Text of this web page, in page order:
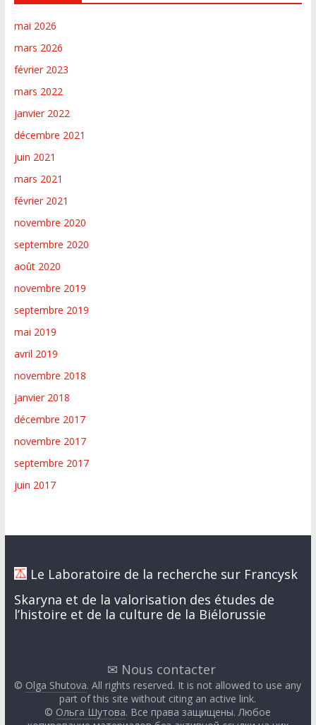
mai 2026
mars 2026
février 2023
mars 2022
janvier 2022
décembre 2021
juin 2021
mars 2021
février 2021
novembre 2020
septembre 2020
août 2020
novembre 2019
septembre 2019
mai 2019
avril 2019
novembre 2018
janvier 2018
décembre 2017
novembre 2017
septembre 2017
juin 2017
Le Laboratoire de la recherche sur Francysk
Skaryna et de la valorisation des études de
l’histoire et de la culture de la Biélorussie
✉ Nous contacter
© Olga Shutova. All rights reserved. It is not allowed to use any
part of this site without citing an active link.
© Ольга Шутова. Все права защищены. Любое